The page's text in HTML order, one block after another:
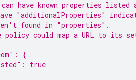
have known properties listed
"additionalProperties"
found in "properties".
policy could map a URL to its
{
true